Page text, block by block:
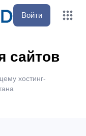
Войти
сайтов
хостинг-